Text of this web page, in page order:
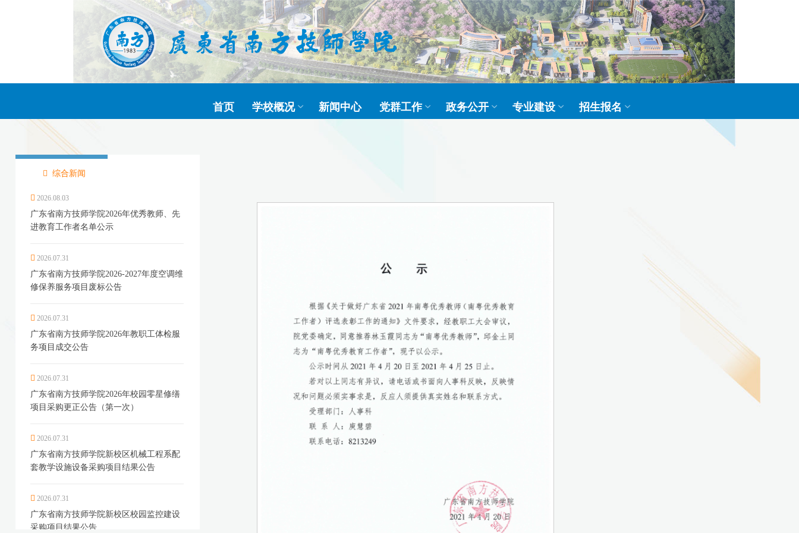
首页 学校概况 新闻中心 党群工作 政务公开 专业建设 招生报名
综合新闻
2026.08.03
广东省南方技师学院2026年优秀教师、先
进教育工作者名单公示
2026.07.31
广东省南方技师学院2026-2027年度空调维
修保养服务项目废标公告
2026.07.31
广东省南方技师学院2026年教职工体检服
务项目成交公告
2026.07.31
广东省南方技师学院2026年校园零星修缮
项目采购更正公告（第一次）
2026.07.31
广东省南方技师学院新校区机械工程系配
套教学设施设备采购项目结果公告
2026.07.31
广东省南方技师学院新校区校园监控建设
采购项目结果公告